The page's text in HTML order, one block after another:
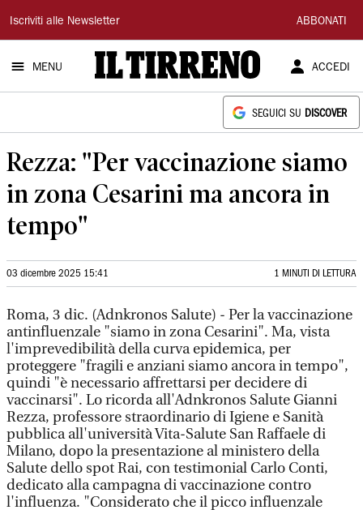
Il
Tirreno
Iscriviti alle Newsletter ABBONATI
MENU ACCEDI
SEGUICI SU DISCOVER
Rezza: "Per vaccinazione siamo
in zona Cesarini ma ancora in
tempo"
03 dicembre 2025 15:41 1 MINUTI DI LETTURA
Roma, 3 dic. (Adnkronos Salute) - Per la vaccinazione
antinfluenzale "siamo in zona Cesarini". Ma, vista
l'imprevedibilità della curva epidemica, per
proteggere "fragili e anziani siamo ancora in tempo",
quindi "è necessario affrettarsi per decidere di
vaccinarsi". Lo ricorda all'Adnkronos Salute Gianni
Rezza, professore straordinario di Igiene e Sanità
pubblica all'università Vita-Salute San Raffaele di
Milano, dopo la presentazione al ministero della
Salute dello spot Rai, con testimonial Carlo Conti,
dedicato alla campagna di vaccinazione contro
l'influenza. "Considerato che il picco influenzale